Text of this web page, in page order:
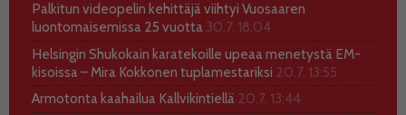
Palkitun videopelin kehittäjä viihtyi Vuosaaren
luontomaisemissa 25 vuotta 30.7. 18:04
Helsingin Shukokain karatekoille upeaa menetystä EM-
kisoissa – Mira Kokkonen tuplamestariksi 20.7. 13:55
Armotonta kaahailua Kallvikintiellä 20.7. 13:44